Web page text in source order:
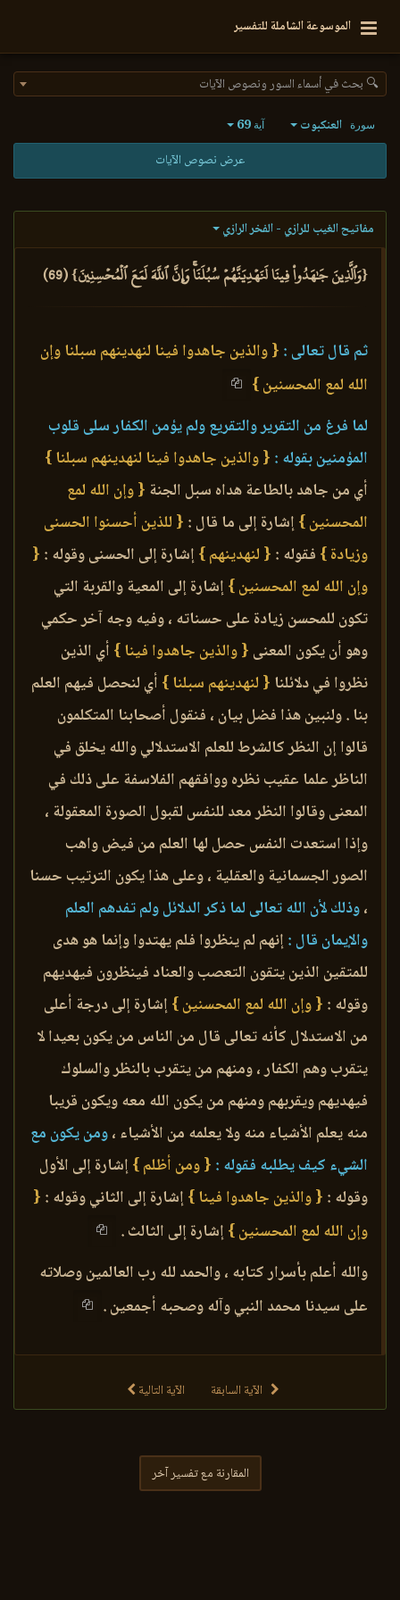
الموسوعة الشاملة للتفسير
🔍 بحث في أسماء السور ونصوص الآيات
سورة العنكبوت آية 69
عرض نصوص الآيات
مفاتيح الغيب للرازي - الفخر الرازي
{وَٱلَّذِينَ جَٰهَدُواْ فِينَا لَنَهۡدِيَنَّهُمۡ سُبُلَنَاۚ وَإِنَّ ٱللَّهَ لَمَعَ ٱلۡمُحۡسِنِينَ} (69)
ثم قال تعالى : { والذين جاهدوا فينا لنهدينهم سبلنا وإن
الله لمع المحسنين }
لما فرغ من التقرير والتقريع ولم يؤمن الكفار سلى قلوب
المؤمنين بقوله : { والذين جاهدوا فينا لنهدينهم سبلنا }
أي من جاهد بالطاعة هداه سبل الجنة { وإن الله لمع
المحسنين }إشارة إلى ما قال : { للذين أحسنوا الحسنى
وزيادة } فقوله : { لنهدينهم }إشارة إلى الحسنى وقوله : {
وإن الله لمع المحسنين }إشارة إلى المعية والقربة التي
تكون للمحسن زيادة على حسناته ، وفيه وجه آخر حكمي
وهو أن يكون المعنى { والذين جاهدوا فينا } أي الذين
نظروا في دلائلنا { لنهدينهم سبلنا } أي لنحصل فيهم العلم
بنا . ولنبين هذا فضل بيان ، فنقول أصحابنا المتكلمون
قالوا إن النظر كالشرط للعلم الاستدلالي والله يخلق في
الناظر علما عقيب نظره ووافقهم الفلاسفة على ذلك في
المعنى وقالوا النظر معد للنفس لقبول الصورة المعقولة ،
وإذا استعدت النفس حصل لها العلم من فيض واهب
الصور الجسمانية والعقلية ، وعلى هذا يكون الترتيب حسنا
،وذلك لأن الله تعالى لما ذكر الدلائل ولم تفدهم العلم
والإيمان قال :إنهم لم ينظروا فلم يهتدوا وإنما هو هدى
للمتقين الذين يتقون التعصب والعناد فينظرون فيهديهم
وقوله : { وإن الله لمع المحسنين }إشارة إلى درجة أعلى
من الاستدلال كأنه تعالى قال من الناس من يكون بعيدا لا
يتقرب وهم الكفار ، ومنهم من يتقرب بالنظر والسلوك
فيهديهم ويقربهم ومنهم من يكون الله معه ويكون قريبا
منه يعلم الأشياء منه ولا يعلمه من الأشياء ،ومن يكون مع
الشيء كيف يطلبه فقوله : { ومن أظلم }إشارة إلى الأول
وقوله : { والذين جاهدوا فينا }إشارة إلى الثاني وقوله : {
وإن الله لمع المحسنين }إشارة إلى الثالث .
والله أعلم بأسرار كتابه ، والحمد لله رب العالمين وصلاته
على سيدنا محمد النبي وآله وصحبه أجمعين .
الآية السابقة الآية التالية
المقارنة مع تفسير آخر